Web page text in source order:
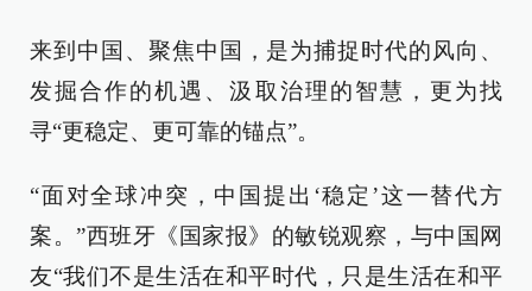
来到中国、聚焦中国，是为捕捉时代的风向、
发掘合作的机遇、汲取治理的智慧，更为找
寻“更稳定、更可靠的锚点”。
“面对全球冲突，中国提出‘稳定’这一替代方
案。”西班牙《国家报》的敏锐观察，与中国网
友“我们不是生活在和平时代，只是生活在和平